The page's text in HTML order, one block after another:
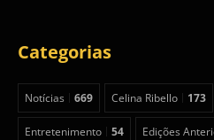
Categorias
Notícias 669 Celina Ribello 173
Entretenimento 54 Edições